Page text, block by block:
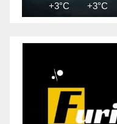
+3°C +3°C